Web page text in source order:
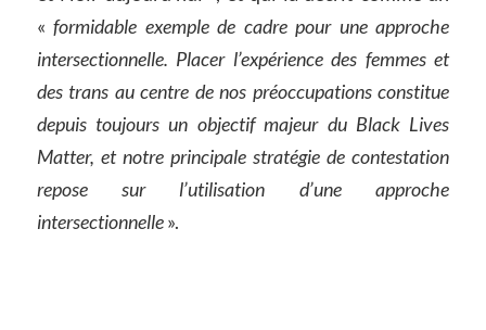
«formidable exemple de cadre pour une approche
intersectionnelle. Placer l’expérience des femmes et
des trans au centre de nos préoccupations constitue
depuis toujours un objectif majeur du Black Lives
Matter, et notre principale stratégie de contestation
repose sur l’utilisation d’une approche
intersectionnelle».